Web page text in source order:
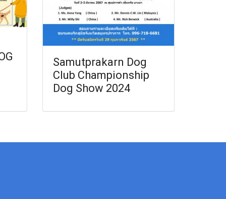
Samutprakarn Dog
Club Championship
Dog Show 2024